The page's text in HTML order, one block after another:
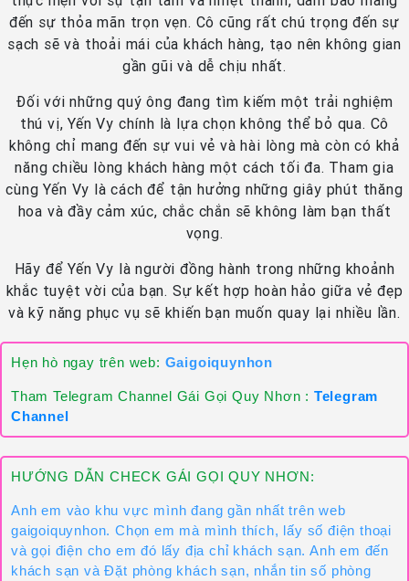
đến sự thỏa mãn trọn vẹn. Cô cũng rất chú trọng đến sự
sạch sẽ và thoải mái của khách hàng, tạo nên không gian
gần gũi và dễ chịu nhất.
Đối với những quý ông đang tìm kiếm một trải nghiệm
thú vị, Yến Vy chính là lựa chọn không thể bỏ qua. Cô
không chỉ mang đến sự vui vẻ và hài lòng mà còn có khả
năng chiều lòng khách hàng một cách tối đa. Tham gia
cùng Yến Vy là cách để tận hưởng những giây phút thăng
hoa và đầy cảm xúc, chắc chắn sẽ không làm bạn thất
vọng.
Hãy để Yến Vy là người đồng hành trong những khoảnh
khắc tuyệt vời của bạn. Sự kết hợp hoàn hảo giữa vẻ đẹp
và kỹ năng phục vụ sẽ khiến bạn muốn quay lại nhiều lần.
Hẹn hò ngay trên web: Gaigoiquynhon
Tham Telegram Channel Gái Gọi Quy Nhơn : Telegram
Channel
HƯỚNG DẪN CHECK GÁI GỌI QUY NHƠN:
Anh em vào khu vực mình đang gần nhất trên web
gaigoiquynhon. Chọn em mà mình thích, lấy số điện thoại
và gọi điện cho em đó lấy địa chỉ khách sạn. Anh em đến
khách sạn và Đặt phòng khách sạn, nhắn tin số phòng